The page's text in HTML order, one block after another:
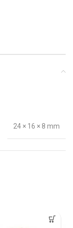
24 × 16 × 8 mm